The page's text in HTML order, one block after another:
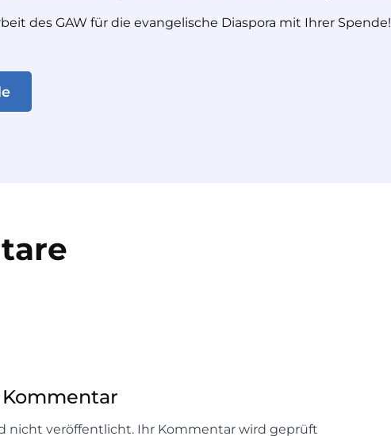
des GAW für die evangelische Diaspora mit Ihrer Spende!
nicht veröffentlicht. Ihr Kommentar wird geprüft